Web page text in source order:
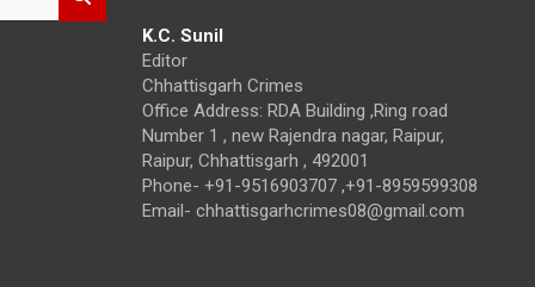
K.C. Sunil
Editor
Chhattisgarh Crimes
Office Address: RDA Building ,Ring road
Number 1 , new Rajendra nagar, Raipur,
Raipur, Chhattisgarh , 492001
Phone- +91-9516903707 ,+91-8959599308
Email- chhattisgarhcrimes08@gmail.com